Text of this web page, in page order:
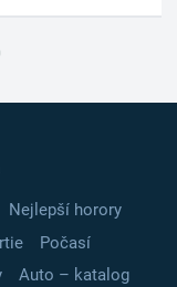
Nejlepší horory
Počasí
Auto – katalog